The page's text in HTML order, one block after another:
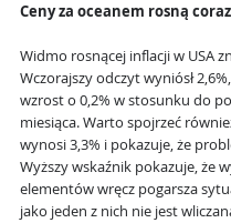
Ceny za oceanem rosną
Widmo rosnącej inflacji w USA
Wczorajszy odczyt wyniósł
wzrost o 0,2% w stosunku do
miesiąca. Warto spojrzeć
wynosi 3,3% i pokazuje, że
Wyższy wskaźnik pokazuje, że
elementów wręcz pogarsza
jako jeden z nich nie jest